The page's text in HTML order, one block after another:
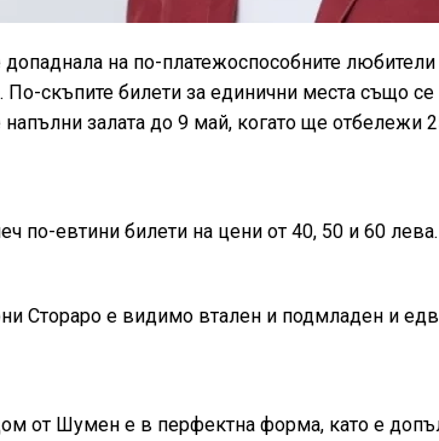
на по-платежоспособните
скъпите билети за единични места също
залата до 9 май, когато ще отбележи
по-евтини билети на цени от 40, 50 и 60
Стораро е видимо втален и подмладен и
от Шумен е в перфектна форма, като е